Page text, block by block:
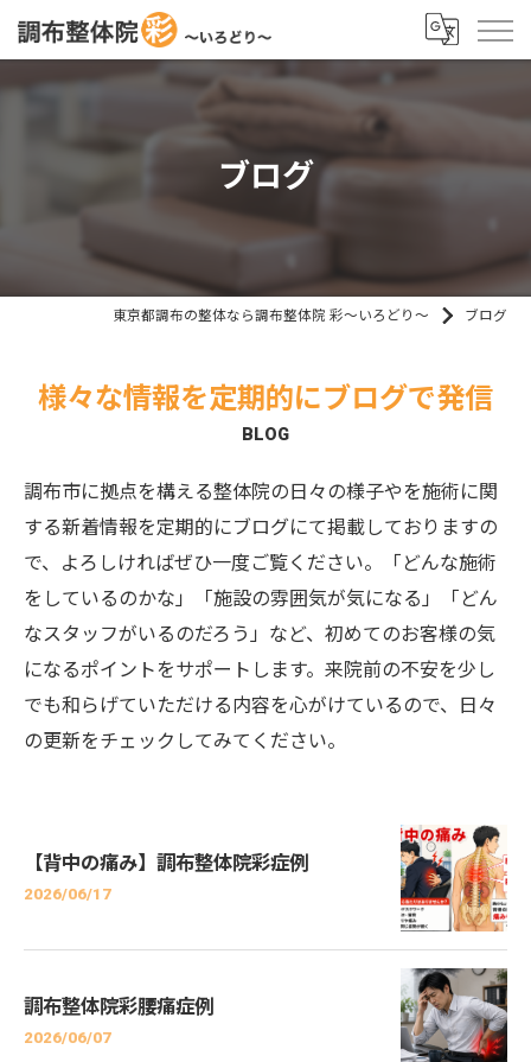
ブログ
東京都調布の整体なら調布整体院 彩～いろどり～ ブログ
様々な情報を定期的にブログで発信
BLOG
調布市に拠点を構える整体院の日々の様子やを施術に関
する新着情報を定期的にブログにて掲載しておりますの
で、よろしければぜひ一度ご覧ください。「どんな施術
をしているのかな」「施設の雰囲気が気になる」「どん
なスタッフがいるのだろう」など、初めてのお客様の気
になるポイントをサポートします。来院前の不安を少し
でも和らげていただける内容を心がけているので、日々
の更新をチェックしてみてください。
【背中の痛み】調布整体院彩症例
2026/06/17
調布整体院彩腰痛症例
2026/06/07